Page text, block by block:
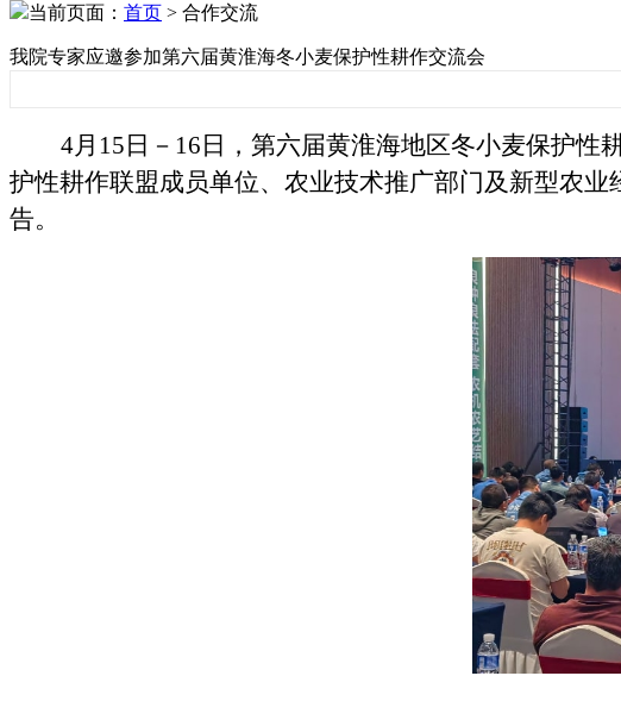
当前页面： 首页 > 合作交流
我院专家应邀参加第六届黄淮海冬小麦保护性耕作交流会
4月15日－16日，第六届黄淮海地区冬小麦保护
护性耕作联盟成员单位、农业技术推广部门及新型农
告。